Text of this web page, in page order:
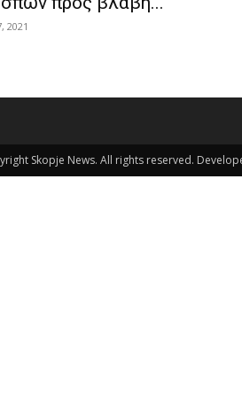
2021
Skopje News. All rights reserved.